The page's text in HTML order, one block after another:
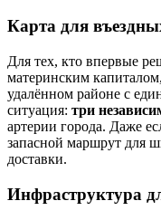
Карта для
Для тех, кто впервые
материнским
удалённом районе с
ситуация: три
артерии города. Даже
запасной маршрут для
доставки.
Инфраструктура